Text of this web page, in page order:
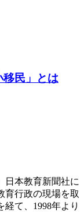
民」とは
日本教育新聞社に
育行政の現場を取
て、1998年より